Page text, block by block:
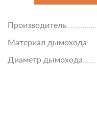
Производитель
Материал дымохода
Диаметр дымохода